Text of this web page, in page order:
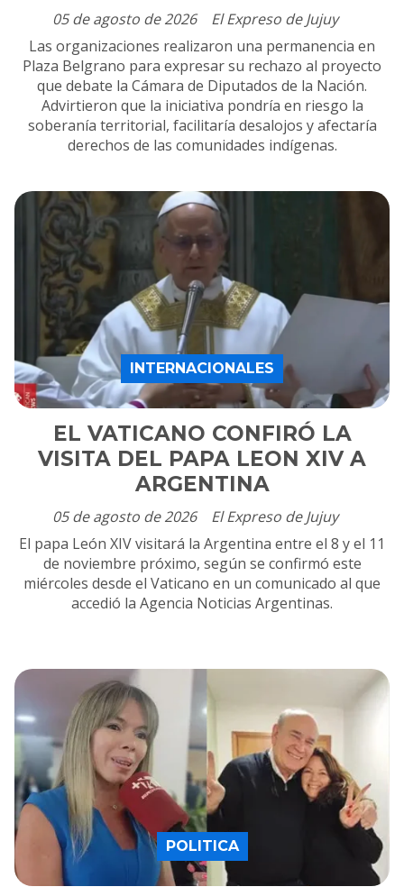
El Expreso de Jujuy
05 de agosto de 2026
Las organizaciones realizaron una permanencia en
Plaza Belgrano para expresar su rechazo al proyecto
que debate la Cámara de Diputados de la Nación.
Advirtieron que la iniciativa pondría en riesgo la
soberanía territorial, facilitaría desalojos y afectaría
derechos de las comunidades indígenas.
EL VATICANO CONFIRÓ LA
VISITA DEL PAPA LEON XIV A
ARGENTINA
El Expreso de Jujuy
INTERNACIONALES
05 de agosto de 2026
El papa León XIV visitará la Argentina entre el 8 y el 11
de noviembre próximo, según se confirmó este
miércoles desde el Vaticano en un comunicado al que
accedió la Agencia Noticias Argentinas.
POLITICA